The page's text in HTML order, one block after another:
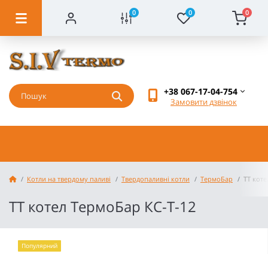
0 0 0
+38 067-17-04-754
Замовити дзвінок
Котли на твердому паливі Твердопаливні котли ТермоБар ТТ
ТТ котел ТермоБар КС-Т-12
Популярний